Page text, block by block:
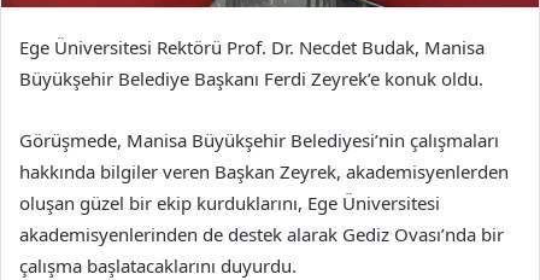
Ege Üniversitesi Rektörü Prof. Dr. Necdet Budak, Manisa
Büyükşehir Belediye Başkanı Ferdi Zeyrek’e konuk oldu.
Görüşmede, Manisa Büyükşehir Belediyesi’nin çalışmaları
hakkında bilgiler veren Başkan Zeyrek, akademisyenlerden
oluşan güzel bir ekip kurduklarını, Ege Üniversitesi
akademisyenlerinden de destek alarak Gediz Ovası’nda bir
çalışma başlatacaklarını duyurdu.